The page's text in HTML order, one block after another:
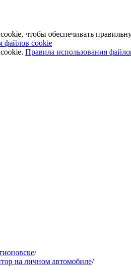
чтобы обеспечивать
файлов cookie
Правила использования
/
на личном автомобиле/